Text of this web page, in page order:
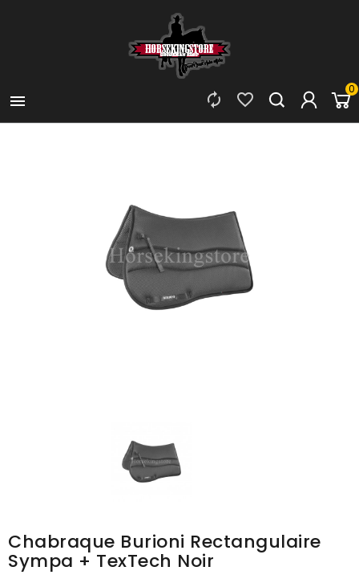

0


Chabraque Burioni Rectangulaire
Sympa + TexTech Noir